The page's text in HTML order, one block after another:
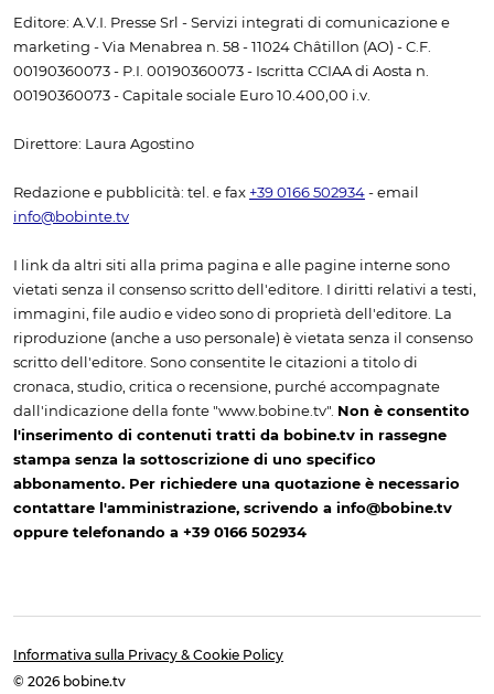
Editore: A.V.I. Presse Srl - Servizi integrati di comunicazione e
marketing - Via Menabrea n. 58 - 11024 Châtillon (AO) - C.F.
00190360073 - P.I. 00190360073 - Iscritta CCIAA di Aosta n.
00190360073 - Capitale sociale Euro 10.400,00 i.v.
Direttore: Laura Agostino
Redazione e pubblicità: tel. e fax +39 0166 502934 - email
info@bobinte.tv
I link da altri siti alla prima pagina e alle pagine interne sono
vietati senza il consenso scritto dell'editore. I diritti relativi a testi,
immagini, file audio e video sono di proprietà dell'editore. La
riproduzione (anche a uso personale) è vietata senza il consenso
scritto dell'editore. Sono consentite le citazioni a titolo di
cronaca, studio, critica o recensione, purché accompagnate
dall'indicazione della fonte "www.bobine.tv". Non è consentito
l'inserimento di contenuti tratti da bobine.tv in rassegne
stampa senza la sottoscrizione di uno specifico
abbonamento. Per richiedere una quotazione è necessario
contattare l'amministrazione, scrivendo a info@bobine.tv
oppure telefonando a +39 0166 502934
Informativa sulla Privacy & Cookie Policy
© 2026 bobine.tv